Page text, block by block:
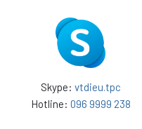
Skype: vtdieu.tpc
Hotline: 096 9999 238